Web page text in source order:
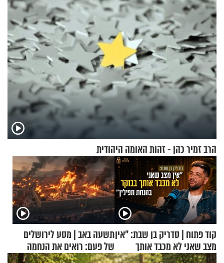
הרב זמיר כהן - זהות האומה היהודית
קוד פתוח | סדריק בן שבת: "אין
מצב שאני לא מכבד אותך
בבוקר בהנחת תפילין"
תשעה באב | מסע לירושלים
של פעם: רואים את הנחמה